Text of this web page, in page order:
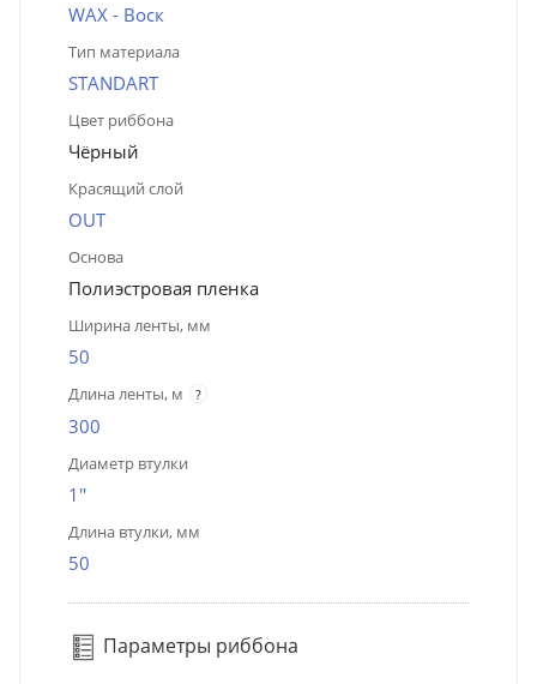
WAX - Воск
Тип материала
STANDART
Цвет риббона
Чёрный
Красящий слой
OUT
Основа
Полиэстровая пленка
Ширина ленты, мм
50
Длина ленты, м ?
300
Диаметр втулки
1''
Длина втулки, мм
50
Параметры риббона